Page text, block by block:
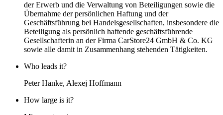
der Erwerb und die Verwaltung von Beteiligungen sowie die
Übernahme der persönlichen Haftung und der
Geschäftsführung bei Handelsgesellschaften, insbesondere die
Beteiligung als persönlich haftende geschäftsführende
Gesellschafterin an der Firma CarStore24 GmbH & Co. KG
sowie alle damit in Zusammenhang stehenden Tätigkeiten.
Who leads it?
Peter Hanke, Alexej Hoffmann
How large is it?